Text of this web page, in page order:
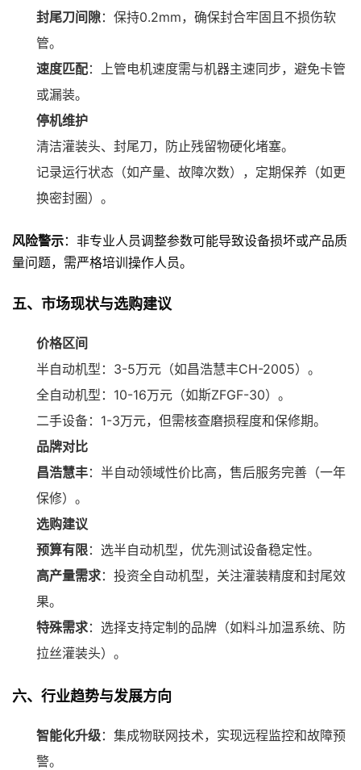
封尾刀间隙：保持0.2mm，确保封合牢固且不损伤软
管。
速度匹配：上管电机速度需与机器主速同步，避免卡管
或漏装。
停机维护
清洁灌装头、封尾刀，防止残留物硬化堵塞。
记录运行状态（如产量、故障次数），定期保养（如更
换密封圈）。
风险警示：非专业人员调整参数可能导致设备损坏或产品质
量问题，需严格培训操作人员。
五、市场现状与选购建议
价格区间
半自动机型：3-5万元（如昌浩慧丰CH-2005）。
全自动机型：10-16万元（如斯ZFGF-30）。
二手设备：1-3万元，但需核查磨损程度和保修期。
品牌对比
昌浩慧丰：半自动领域性价比高，售后服务完善（一年
保修）。
选购建议
预算有限：选半自动机型，优先测试设备稳定性。
高产量需求：投资全自动机型，关注灌装精度和封尾效
果。
特殊需求：选择支持定制的品牌（如料斗加温系统、防
拉丝灌装头）。
六、行业趋势与发展方向
智能化升级：集成物联网技术，实现远程监控和故障预
警。